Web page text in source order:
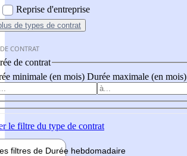
Reprise d'entreprise
de types de contrat
CONTRAT
de contrat
minimale (en mois) Durée maximale (en mois)
le filtre du type de contrat
filtres de Durée hebdomadaire